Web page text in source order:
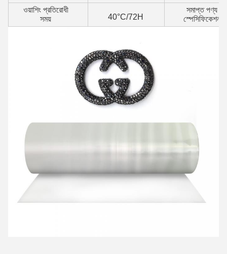
ওয়াশিং প্রতিরোধী
সময়
40°C/72H
সমাপ্ত পণ্য
স্পেসিফিকেশন